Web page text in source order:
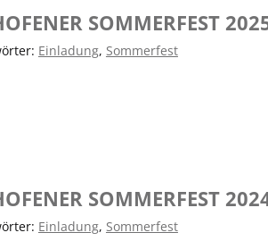
SOMMERFEST
Einladung, Sommerfest
SOMMERFEST
Einladung, Sommerfest